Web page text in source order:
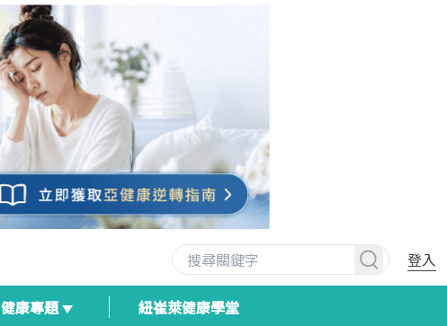
登入
健康專題 紐崔萊健康學堂